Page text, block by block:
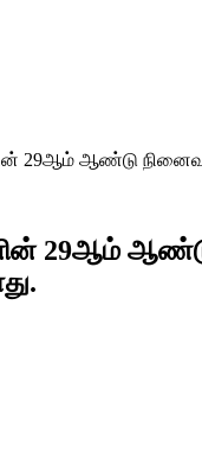
29ஆம் ஆண்டு
29ஆம்